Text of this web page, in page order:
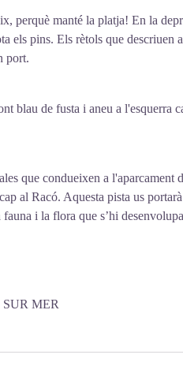
perquè manté la platja! En la
els pins. Els rètols que descriuen
port.
blau de fusta i aneu a l'esquerra
que condueixen a l'aparcament
al Racó. Aquesta pista us
i la flora que s’hi
MER